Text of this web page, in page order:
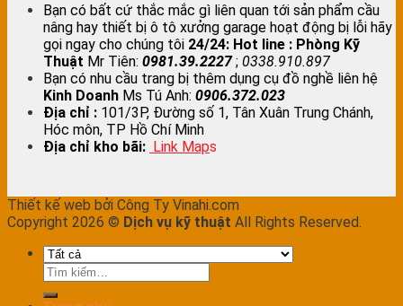
Bạn có bất cứ thắc mắc gì liên quan tới sản phẩm cầu
nâng hay thiết bị ô tô xưởng garage hoạt động bị lỗi hãy
gọi ngay cho chúng tôi 24/24: Hot line : Phòng Kỹ
Thuật Mr Tiên: 0981.39.2227; 0338.910.897
Bạn có nhu cầu trang bị thêm dụng cụ đồ nghề liên hệ
Kinh Doanh Ms Tú Anh: 0906.372.023
Địa chỉ : 101/3P, Đường số 1, Tân Xuân Trung Chánh,
Hóc môn, TP Hồ Chí Minh
Địa chỉ kho bãi: Link Maps
Thiết kế web bởi Công Ty Vinahi.com
Copyright 2026 © Dịch vụ kỹ thuật All Rights Reserved.
Tìm
kiếm: